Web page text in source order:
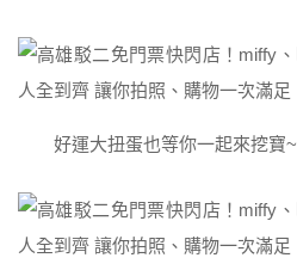
好運大扭蛋也等你一起來挖寶~